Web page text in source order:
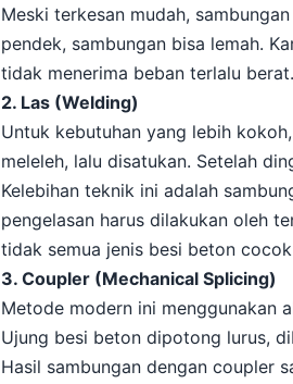
Meski terkesan mudah,
pendek, sambungan bisa lemah.
tidak menerima beban terlalu berat.
2. Las (Welding)
Untuk kebutuhan yang lebih
meleleh, lalu disatukan. Setelah
Kelebihan teknik ini adalah
pengelasan harus dilakukan oleh
tidak semua jenis besi beton
3. Coupler (Mechanical Splicing)
Metode modern ini menggunakan
Ujung besi beton dipotong lurus,
Hasil sambungan dengan coupler